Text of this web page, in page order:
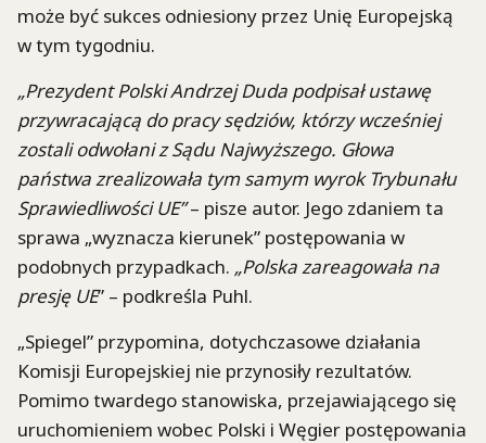
może być sukces odniesiony przez Unię Europejską
w tym tygodniu.
„Prezydent Polski Andrzej Duda podpisał ustawę
przywracającą do pracy sędziów, którzy wcześniej
zostali odwołani z Sądu Najwyższego. Głowa
państwa zrealizowała tym samym wyrok Trybunału
Sprawiedliwości UE”– pisze autor. Jego zdaniem ta
sprawa „wyznacza kierunek” postępowania w
podobnych przypadkach. „Polska zareagowała na
presję UE” – podkreśla Puhl.
„Spiegel” przypomina, dotychczasowe działania
Komisji Europejskiej nie przynosiły rezultatów.
Pomimo twardego stanowiska, przejawiającego się
uruchomieniem wobec Polski i Węgier postępowania